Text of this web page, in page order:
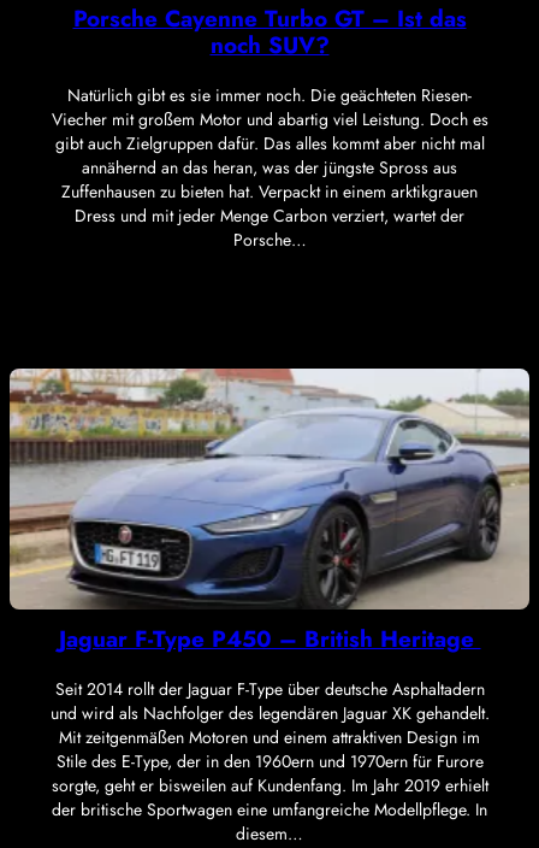
Porsche Cayenne Turbo GT – Ist das
noch SUV?
Natürlich gibt es sie immer noch. Die geächteten Riesen-
Viecher mit großem Motor und abartig viel Leistung. Doch es
gibt auch Zielgruppen dafür. Das alles kommt aber nicht mal
annähernd an das heran, was der jüngste Spross aus
Zuffenhausen zu bieten hat. Verpackt in einem arktikgrauen
Dress und mit jeder Menge Carbon verziert, wartet der
Porsche…
Jaguar F-Type P450 – British Heritage
Seit 2014 rollt der Jaguar F-Type über deutsche Asphaltadern
und wird als Nachfolger des legendären Jaguar XK gehandelt.
Mit zeitgenmäßen Motoren und einem attraktiven Design im
Stile des E-Type, der in den 1960ern und 1970ern für Furore
sorgte, geht er bisweilen auf Kundenfang. Im Jahr 2019 erhielt
der britische Sportwagen eine umfangreiche Modellpflege. In
diesem…